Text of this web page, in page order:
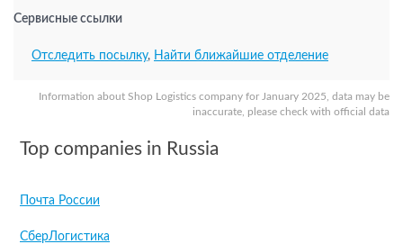
Information about Shop Logistics company for January 2025, data may be
inaccurate, please check with official data
Сервисные ссылки
Отследить посылку, Найти ближайшие отделение
Top companies in Russia
Почта России
СберЛогистика